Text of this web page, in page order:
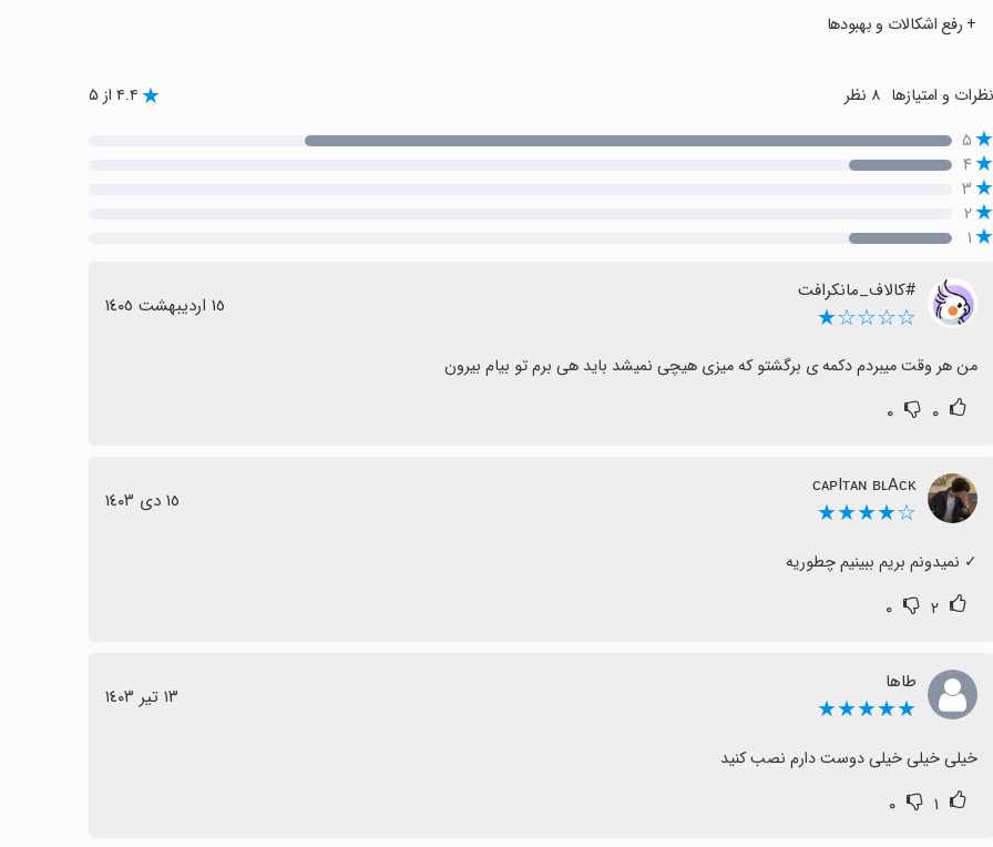
+ رفع اشکالات و بهبودها
نظرات و امتیازها ۴.۴ از ۵
۵
۴
۳
۲
۱
#کالاف_مانکرافت
☆☆☆☆★ ١٥ اردیبهشت ١٤٠٥
من هر وقت میبردم دکمه ی برگشتو که میزی هیچی نمیشد باید هی برم تو بیام بیرون
۰ ۰
ᴄᴀᴘIᴛᴀɴ ʙʟAᴄᴋ
☆★★★★ ١٥ دی ١٤٠٣
‏✓ نمیدونم بریم ببینیم چطوریه
۲ ۰
طاها
★★★★★ ١٣ تیر ١٤٠٣
خیلی خیلی خیلی دوست دارم نصب کنید
۱ ۰